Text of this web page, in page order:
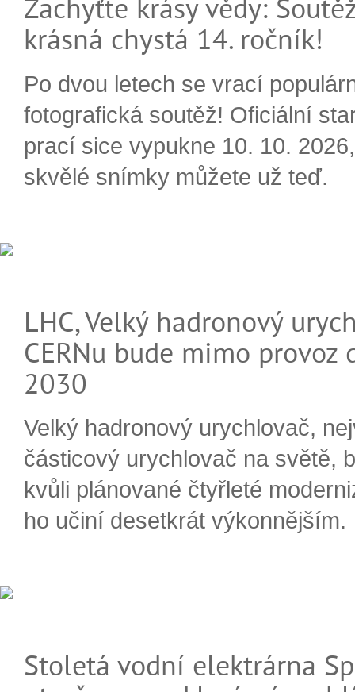
Zachyťte krásy vědy:
krásná chystá 14. ročník!
Po dvou letech se vrací
fotografická soutěž! Oficiální
prací sice vypukne 10. 10.
skvělé snímky můžete už teď.
LHC, Velký hadronový
CERNu bude mimo provoz
2030
Velký hadronový urychlovač,
částicový urychlovač na světě,
kvůli plánované čtyřleté
ho učiní desetkrát výkonnějším.
Stoletá vodní elektrárna